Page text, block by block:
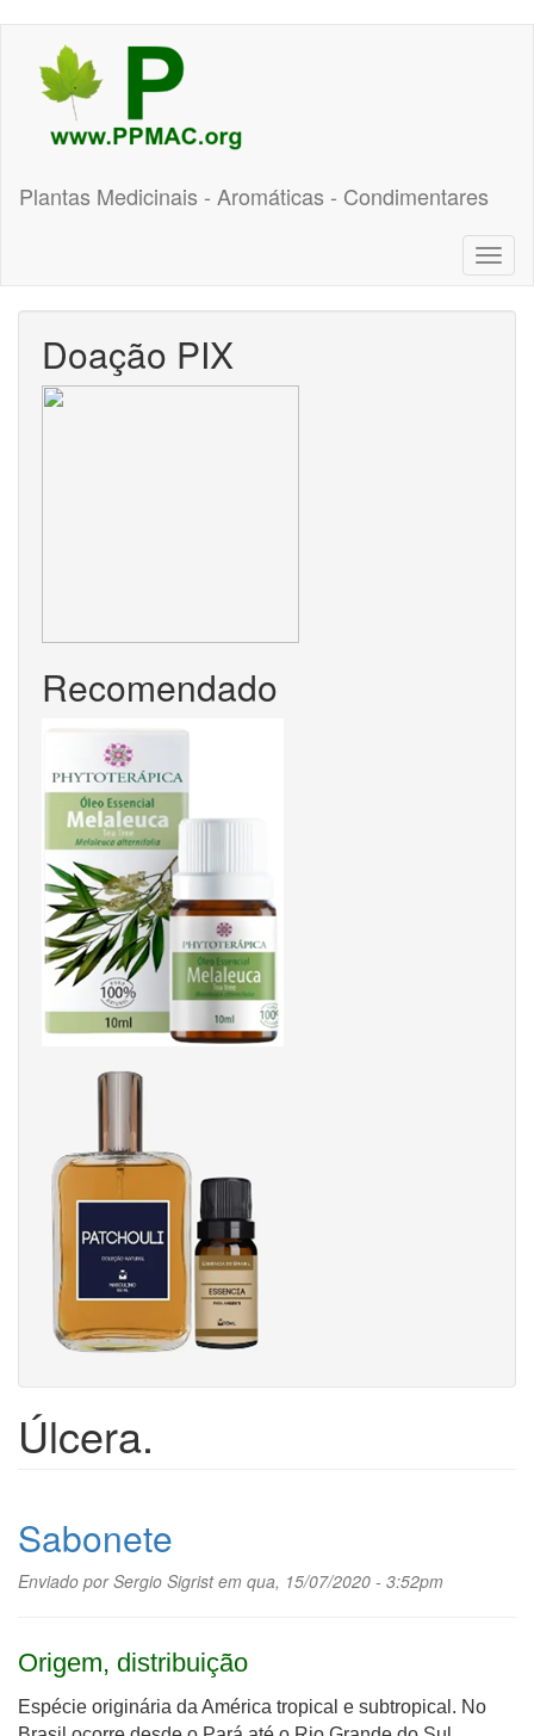
conteúdo
principal
Plantas Medicinais - Aromáticas - Condimentares
Doação PIX
Recomendado
Úlcera.
Sabonete
Enviado porSergio Sigristem qua, 15/07/2020 - 3:52pm
Origem, distribuição
Espécie originária da América tropical e subtropical. No